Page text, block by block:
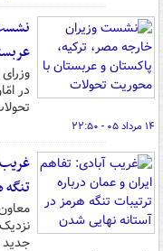
در
۱۴ مرداد ۰۵ - ۲۲:۵۰
غریب
جدید